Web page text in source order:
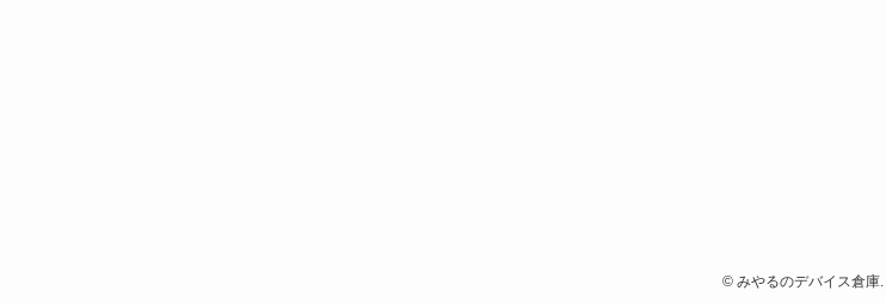
©みやるのデバイス倉庫.